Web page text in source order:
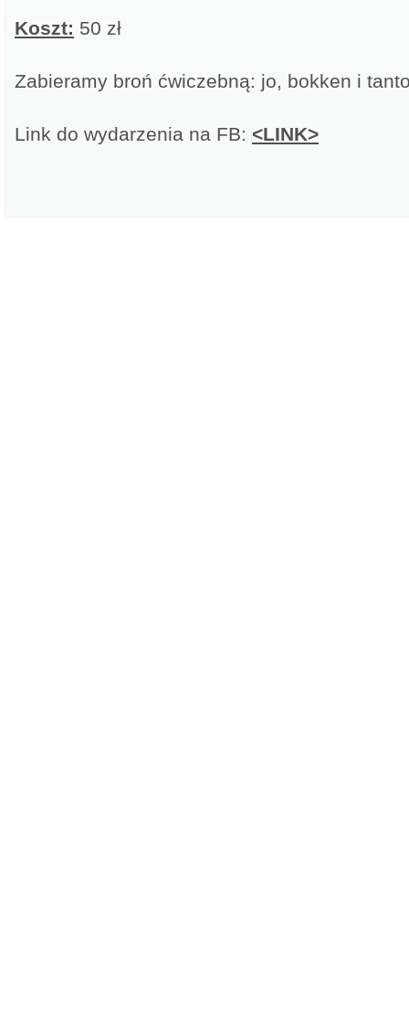
Koszt: 50 zł
Zabieramy broń ćwiczebną: jo, bokken i
Link do wydarzenia na FB: <LINK>